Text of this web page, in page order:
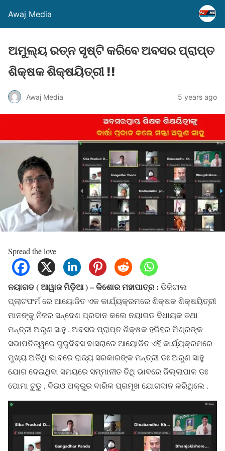
Awaj Media
ଅମୁଲ୍ୟ ରତ୍ନ ସୃଷ୍ଟି କରିବେ ଅବସର ପ୍ରାପ୍ତ
ଶିକ୍ଷକ ଶିକ୍ଷୟିତ୍ରୀ !!
Awaj Media 5 years ago
Spread the love
ନୟାଗଡ ( ଆୱାଜ ମିଡ଼ିଆ ) – କିଶୋର ମହାପାତ୍ର : ଡିଜିଟାଲ
ପ୍ଲାଟଫର୍ମ ରେ ଆୟୋଜିତ ଏକ କାର୍ଯ୍ୟକ୍ରମରେ ଶିକ୍ଷକ ଶିକ୍ଷୟିତ୍ରୀ
ମାନଙ୍କୁ ନିଜର ସନ୍ଦେଶ ପ୍ରଦାନ କଲେ ନୟାଗଡ ବିଧାୟକ ତଥା
ମନ୍ତ୍ରୀ ଅରୁଣ ସାହୁ . ଅବସର ପ୍ରାପ୍ତ ଶିକ୍ଷକ ହରିହର ମିଶ୍ରଙ୍କ
ସଭାପତିତ୍ୱରେ ଗୁରୁଦିବସ ବାସରାରେ ଆୟୋଜିତ ଏହି କାର୍ଯ୍ୟକ୍ରମରେ
ମୁଖ୍ୟ ଅତିଥି ଭାବରେ ରାଜ୍ୟ ସରକାରଙ୍କ ମନ୍ତ୍ରୀ ଡଃ ଅରୁଣ ସାହୁ
ଯୋଗ ଦେଇଥିବା ସମୟରେ ସମ୍ମାନୀତ ତିଥି ଭାବରେ ଜିଲ୍ଲାପାଳ ଡଃ
ପୋମା ଟୁଡୁ , ବିଇଓ ଅକ୍ରୁର ବାରିକ ପ୍ରମୂଖ ଯୋଗଦାନ କରିଥିଲେ .